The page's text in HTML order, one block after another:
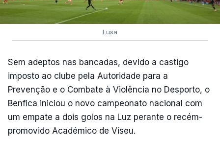
Lusa
Sem adeptos nas bancadas, devido a castigo
imposto ao clube pela Autoridade para a
Prevenção e o Combate à Violência no Desporto, o
Benfica iniciou o novo campeonato nacional com
um empate a dois golos na Luz perante o recém-
promovido Académico de Viseu.